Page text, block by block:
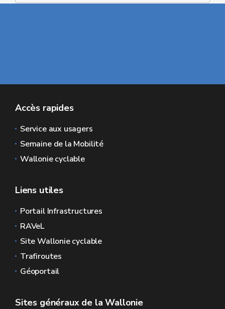
Accès rapides
Service aux usagers
Semaine de la Mobilité
Wallonie cyclable
Liens utiles
Portail Infrastructures
RAVeL
Site Wallonie cyclable
Trafiroutes
Géoportail
Sites généraux de la Wallonie